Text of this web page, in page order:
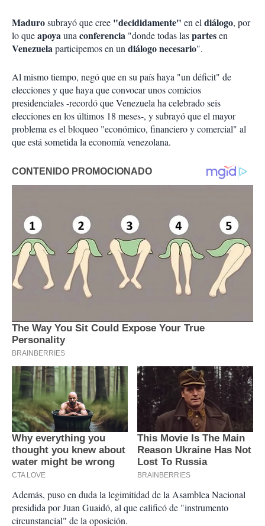
Madurosubrayó que cree "decididamente" en el diálogo, por
lo queapoyauna conferencia "donde todas laspartesen
Venezuelaparticipemos en un diálogo necesario".
Al mismo tiempo, negó que en su país haya "un déficit" de
elecciones y que haya que convocar unos comicios
presidenciales -recordó que Venezuela ha celebrado seis
elecciones en los últimos 18 meses-, y subrayó que el mayor
problema es el bloqueo "económico, financiero y comercial" al
que está sometida la economía venezolana.
Además, puso en duda la legimitidad de la Asamblea Nacional
presidida por Juan Guaidó, al que calificó de "instrumento
circunstancial" de la oposición.